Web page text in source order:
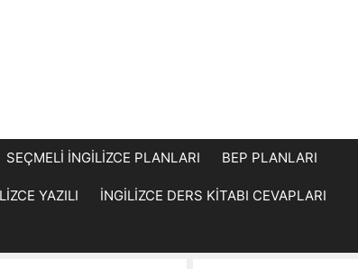
SEÇMELİ İNGİLİZCE PLANLARI BEP PLANLARI
YAZILI İNGİLİZCE DERS KİTABI CEVAPLARI